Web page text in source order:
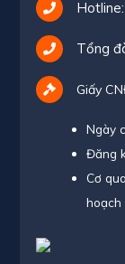
Hotline:
Tổng
Giấy
Ngày
Đăng
Cơ
hoạch